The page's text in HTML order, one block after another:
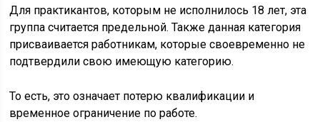
Для практикантов, которым не исполнилось 18 лет, эта
группа считается предельной. Также данная категория
присваивается работникам, которые своевременно не
подтвердили свою имеющую категорию.
То есть, это означает потерю квалификации и
временное ограничение по работе.